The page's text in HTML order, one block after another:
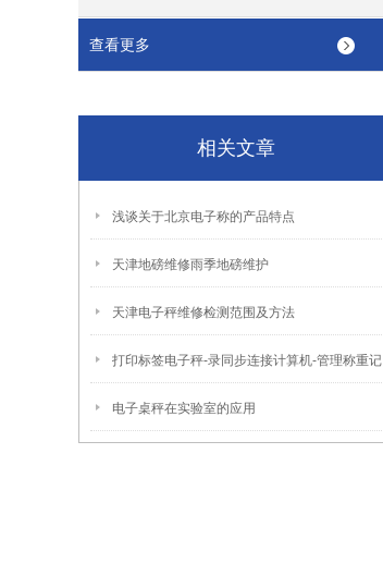
查看更多
相关文章
浅谈关于北京电子称的产品特点
天津地磅维修雨季地磅维护
天津电子秤维修检测范围及方法
打印标签电子秤-录同步连接计算机-管理称重记
电子桌秤在实验室的应用